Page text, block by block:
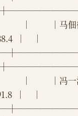
│          │马
│    │
│          │冯
│    │